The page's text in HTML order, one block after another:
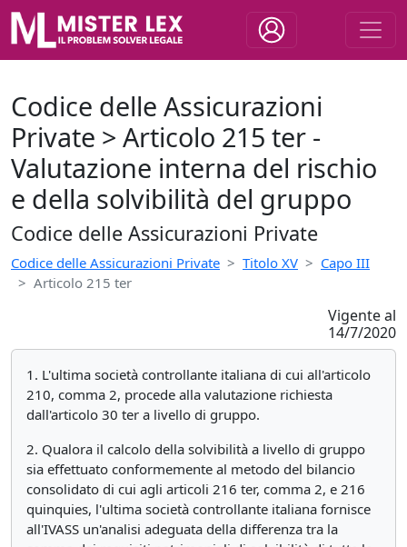
Codice delle Assicurazioni
Private > Articolo 215 ter -
Valutazione interna del rischio
e della solvibilità del gruppo
Codice delle Assicurazioni Private
Codice delle Assicurazioni Private Titolo XV
Capo III
Articolo 215 ter
Vigente al
14/7/2020
1. L'ultima società controllante italiana di cui all'articolo
210, comma 2, procede alla valutazione richiesta
dall'articolo 30 ter a livello di gruppo.
2. Qualora il calcolo della solvibilità a livello di gruppo
sia effettuato conformemente al metodo del bilancio
consolidato di cui agli articoli 216 ter, comma 2, e 216
quinquies, l'ultima società controllante italiana fornisce
all'IVASS un'analisi adeguata della differenza tra la